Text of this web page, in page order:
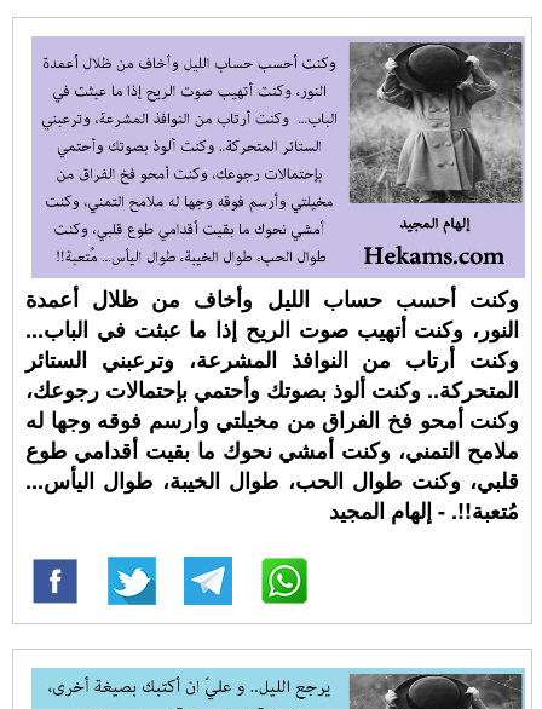
وكنت أحسب حساب الليل وأخاف من ظلال أعمدة
النور، وكنت أتهيب صوت الريح إذا ما عبثت في الباب...
وكنت أرتاب من النوافذ المشرعة، وترعبني الستائر
المتحركة.. وكنت ألوذ بصوتك وأحتمي بإحتمالات رجوعك،
وكنت أمحو فخ الفراق من مخيلتي وأرسم فوقه وجها له
ملامح التمني، وكنت أمشي نحوك ما بقيت أقدامي طوع
قلبي، وكنت طوال الحب، طوال الخيبة، طوال اليأس...
مُتعبة!!. - إلهام المجيد